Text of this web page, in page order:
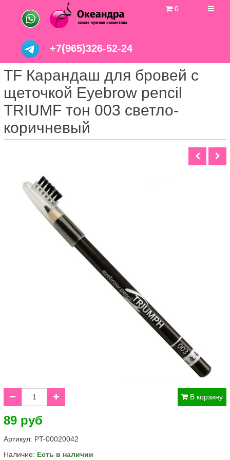
+7(965)326-52-24
0
TF Карандаш для бровей с
щеточкой Eyebrow pencil
TRIUMF тон 003 светло-
коричневый
В корзину
89 руб
Артикул: PT-00020042
Наличие: Есть в наличии